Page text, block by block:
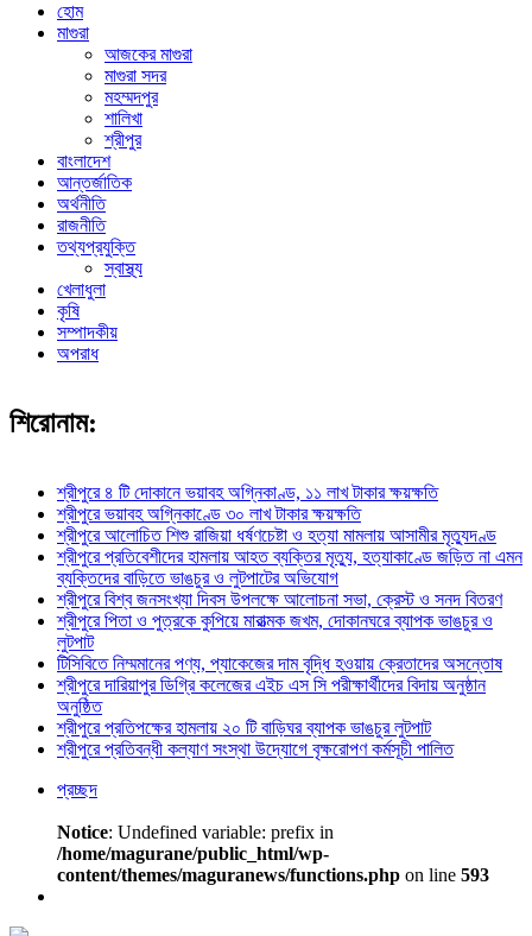
হোম
মাগুরা
আজকের মাগুরা
মাগুরা সদর
মহম্মদপুর
শালিখা
শ্রীপুর
বাংলাদেশ
আন্তর্জাতিক
অর্থনীতি
রাজনীতি
তথ্যপ্রযুক্তি
স্বাস্থ্য
খেলাধুলা
কৃষি
সম্পাদকীয়
অপরাধ
শিরোনাম:
শ্রীপুরে ৪ টি দোকানে ভয়াবহ অগ্নিকাণ্ড, ১১ লাখ টাকার ক্ষয়ক্ষতি
শ্রীপুরে ভয়াবহ অগ্নিকাণ্ডে ৩০ লাখ টাকার ক্ষয়ক্ষতি
শ্রীপুরে আলোচিত শিশু রাজিয়া ধর্ষণচেষ্টা ও হত্যা মামলায় আসামীর মৃত্যুদণ্ড
শ্রীপুরে প্রতিবেশীদের হামলায় আহত ব্যক্তির মৃত্যু, হত্যাকাণ্ডে জড়িত না এমন
ব্যক্তিদের বাড়িতে ভাঙচুর ও লুটপাটের অভিযোগ
শ্রীপুরে বিশ্ব জনসংখ্যা দিবস উপলক্ষে আলোচনা সভা, ক্রেস্ট ও সনদ বিতরণ
শ্রীপুরে পিতা ও পুত্রকে কুপিয়ে মারাত্মক জখম, দোকানঘরে ব্যাপক ভাঙচুর ও
লুটপাট
টিসিবিতে নিম্মমানের পণ্য, প্যাকেজের দাম বৃদ্ধি হওয়ায় ক্রেতাদের অসন্তোষ
শ্রীপুরে দারিয়াপুর ডিগ্রি কলেজের এইচ এস সি পরীক্ষার্থীদের বিদায় অনুষ্ঠান
অনুষ্ঠিত
শ্রীপুরে প্রতিপক্ষের হামলায় ২০ টি বাড়িঘর ব্যাপক ভাঙচুর লুটপাট
শ্রীপুরে প্রতিবন্ধী কল্যাণ সংস্থা উদ্যোগে বৃক্ষরোপণ কর্মসূচী পালিত
প্রচ্ছদ
Notice: Undefined variable: prefix in
/home/magurane/public_html/wp-
content/themes/maguranews/functions.php on line 593